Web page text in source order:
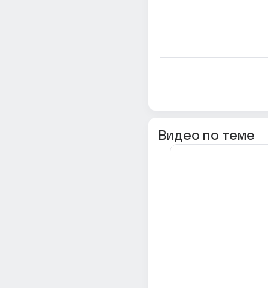
Видео по теме